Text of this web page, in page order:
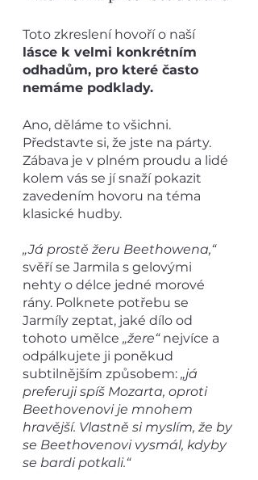
Toto zkreslení hovoří o naší
lásce k velmi konkrétním
odhadům, pro které často
nemáme podklady.
Ano, děláme to všichni.
Představte si, že jste na párty.
Zábava je v plném proudu a lidé
kolem vás se jí snaží pokazit
zavedením hovoru na téma
klasické hudby.
„Já prostě žeru Beethowena,“
svěří se Jarmila s gelovými
nehty o délce jedné morové
rány. Polknete potřebu se
Jarmíly zeptat, jaké dílo od
tohoto umělce „žere“ nejvíce a
odpálkujete ji poněkud
subtilnějším způsobem: „já
preferuji spíš Mozarta, oproti
Beethovenovi je mnohem
hravější. Vlastně si myslím, že by
se Beethovenovi vysmál, kdyby
se bardi potkali.“